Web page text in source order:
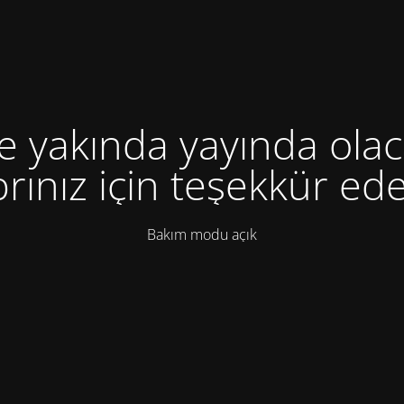
yakında yayında
için teşekkür
Bakım modu açık